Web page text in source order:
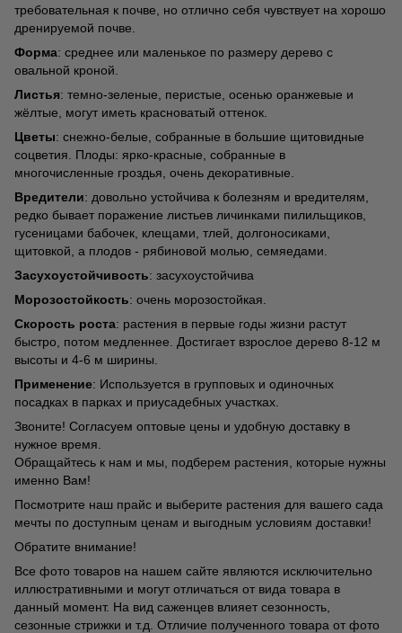
требовательная к почве, но отлично себя чувствует на хорошо
дренируемой почве.
Форма: среднее или маленькое по размеру дерево с
овальной кроной.
Листья: темно-зеленые, перистые, осенью оранжевые и
жёлтые, могут иметь красноватый оттенок.
Цветы: снежно-белые, собранные в большие щитовидные
соцветия. Плоды: ярко-красные, собранные в
многочисленные гроздья, очень декоративные.
Вредители: довольно устойчива к болезням и вредителям,
редко бывает поражение листьев личинками пилильщиков,
гусеницами бабочек, клещами, тлей, долгоносиками,
щитовкой, а плодов - рябиновой молью, семяедами.
Засухоустойчивость: засухоустойчива
Морозостойкость: очень морозостойкая.
Скорость роста: растения в первые годы жизни растут
быстро, потом медленнее. Достигает взрослое дерево 8-12 м
высоты и 4-6 м ширины.
Применение: Используется в групповых и одиночных
посадках в парках и приусадебных участках.
Звоните! Согласуем оптовые цены и удобную доставку в
нужное время.
Обращайтесь к нам и мы, подберем растения, которые нужны
именно Вам!
Посмотрите наш прайс и выберите растения для вашего сада
мечты по доступным ценам и выгодным условиям доставки!
Обратите внимание!
Все фото товаров на нашем сайте являются исключительно
иллюстративными и могут отличаться от вида товара в
данный момент. На вид саженцев влияет сезонность,
сезонные стрижки и т.д. Отличие полученного товара от фото